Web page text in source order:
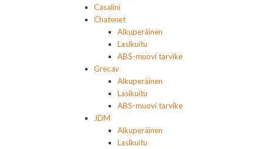
Casalini
Chatenet
Alkuperäinen
Lasikuitu
ABS-muovi tarvike
Grecav
Alkuperäinen
Lasikuitu
ABS-muovi tarvike
JDM
Alkuperäinen
Lasikuitu